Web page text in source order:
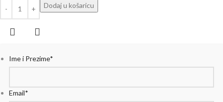
Dodaj u košaricu
Ime i Prezime*
Email*